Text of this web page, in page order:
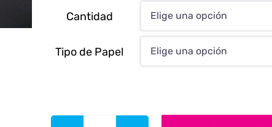
Cantidad

Tipo de Papel